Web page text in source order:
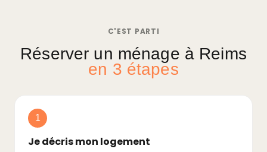
C'EST PARTI
Réserver un ménage à Reims
en 3 étapes
1
Je décris mon logement